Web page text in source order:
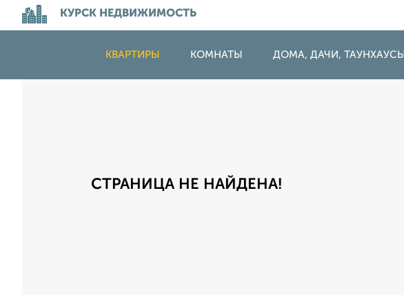
КУРСК НЕДВИЖИМОСТЬ
КВАРТИРЫ КОМНАТЫ ДОМА, ДАЧИ, ТАУНХАУСЫ
СТРАНИЦА НЕ НАЙДЕНА!